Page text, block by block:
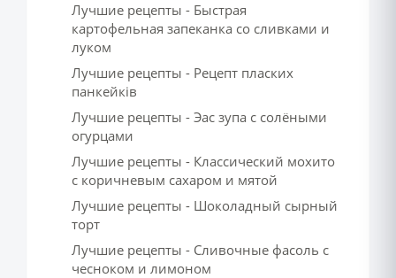
Лучшие рецепты - Быстрая
картофельная запеканка со сливками и
луком
Лучшие рецепты - Рецепт пласких
панкейків
Лучшие рецепты - Эас зупа с солёными
огурцами
Лучшие рецепты - Классический мохито
с коричневым сахаром и мятой
Лучшие рецепты - Шоколадный сырный
торт
Лучшие рецепты - Сливочные фасоль с
чесноком и лимоном